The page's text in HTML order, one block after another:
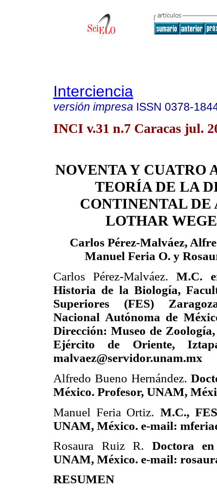
Interciencia
versión impresa ISSN 0378-
INCI v.31 n.7 Caracas jul.
NOVENTA Y CUATRO
TEORÍA DE LA
CONTINENTAL DE
LOTHAR
Carlos Pérez-Malváez,
Manuel Feria O. y
Carlos Pérez-Malváez.
M.C.
Historia de la Biología,
Superiores (FES)
Nacional Autónoma de
Dirección: Museo de
Ejército de Oriente,
malvaez@servidor.unam.mx
Alfredo Bueno Hernández.
México. Profesor, UNAM,
Manuel Feria Ortiz. M.C.,
UNAM, México. e-mail:
Rosaura Ruiz R. Doctora
UNAM, México. e-mail:
RESUMEN